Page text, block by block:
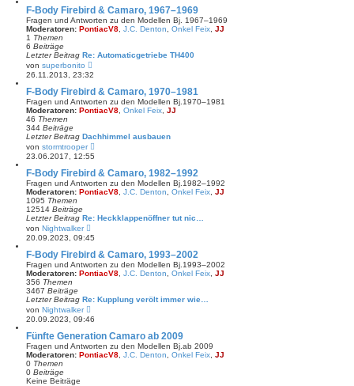
B
e
i
t
g
F-Body Firebird & Camaro, 1967–1969
Fragen und Antworten zu den Modellen Bj. 1967–1969
Moderatoren: PontiacV8 J.C. Denton Onkel Feix JJ
1 Themen
6 Beiträge
Letzter Beitrag Re: Automaticgetriebe TH400
von superbonito
e
u
e
s
t
e
e
i
t
a
g
26.11.2013, 23:32
F-Body Firebird & Camaro, 1970–1981
Fragen und Antworten zu den Modellen Bj.1970–1981
Moderatoren: PontiacV8 Onkel Feix JJ
46 Themen
344 Beiträge
Letzter Beitrag Dachhimmel ausbauen
von stormtrooper
e
s
t
e
B
e
a
g
23.06.2017, 12:55
F-Body Firebird & Camaro, 1982–1992
Fragen und Antworten zu den Modellen Bj.1982–1992
Moderatoren: PontiacV8 J.C. Denton Onkel Feix JJ
1095 Themen
12514 Beiträge
Letzter Beitrag Re: Heckklappenöffner tut nic…
von Nightwalker
e
u
e
s
t
e
e
t
a
g
20.09.2023, 09:45
F-Body Firebird & Camaro, 1993–2002
Fragen und Antworten zu den Modellen Bj.1993–2002
Moderatoren: PontiacV8 J.C. Denton Onkel Feix JJ
356 Themen
3467 Beiträge
Letzter Beitrag Re: Kupplung verölt immer wie…
von Nightwalker
e
u
e
s
t
e
20.09.2023, 09:46
Fünfte Generation Camaro ab 2009
Fragen und Antworten zu den Modellen Bj.ab 2009
Moderatoren: PontiacV8 J.C. Denton Onkel Feix JJ
0 Themen
0 Beiträge
Keine Beiträge